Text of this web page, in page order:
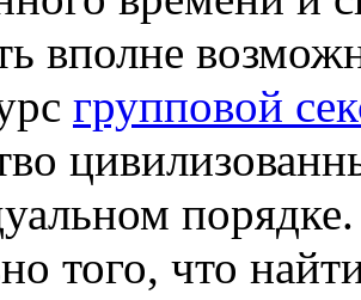
вполне
групповой
того, что